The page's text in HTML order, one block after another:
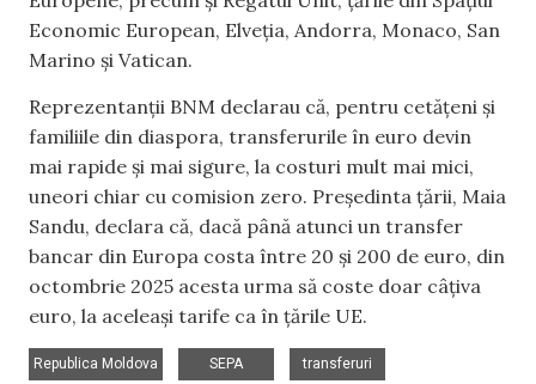
Economic European, Elveția, Andorra, Monaco, San
Marino și Vatican.
Reprezentanții BNM declarau că, pentru cetățeni și
familiile din diaspora, transferurile în euro devin
mai rapide și mai sigure, la costuri mult mai mici,
uneori chiar cu comision zero. Președinta țării, Maia
Sandu, declara că, dacă până atunci un transfer
bancar din Europa costa între 20 și 200 de euro, din
octombrie 2025 acesta urma să coste doar câțiva
euro, la aceleași tarife ca în țările UE.
Republica Moldova
SEPA
transferuri